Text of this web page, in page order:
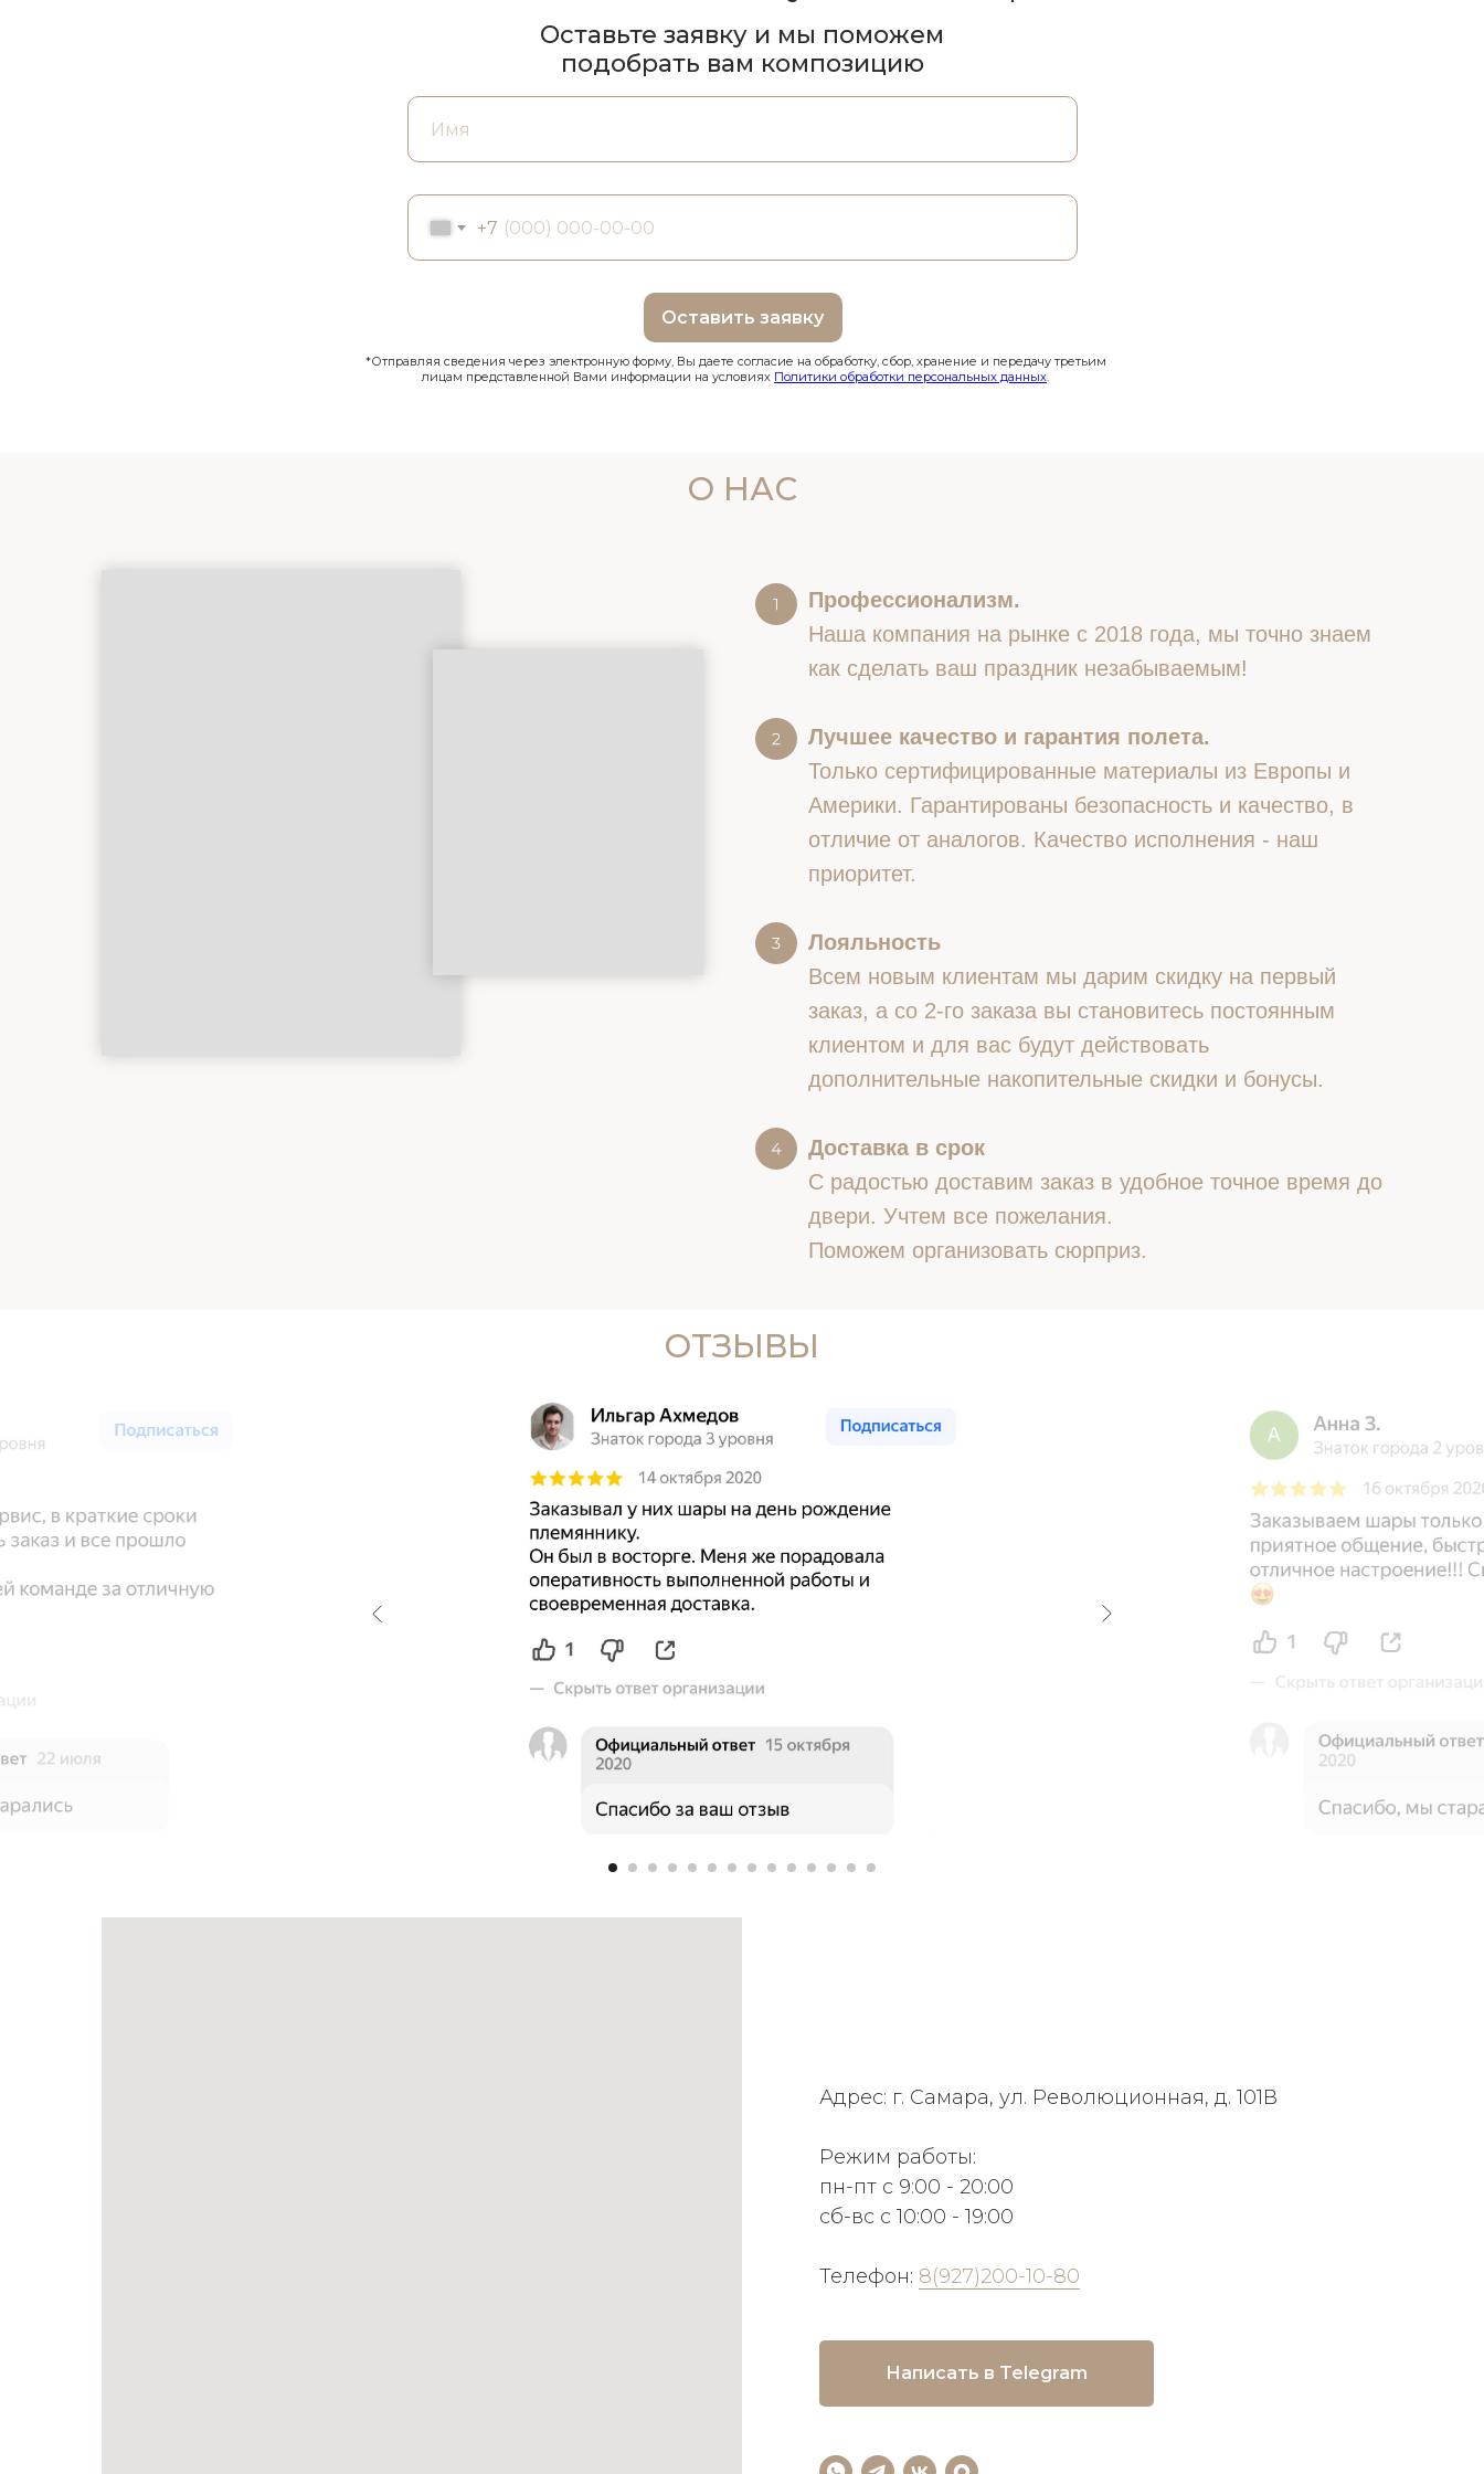
+7
Оставить заявку
Оставьте заявку и мы поможем
подобрать вам композицию
*Отправляя сведения через электронную форму, Вы даете согласие на обработку, сбор, хранение и передачу третьим
лицам представленной Вами информации на условиях Политики обработки персональных данных.
О НАС
Профессионализм.
Наша компания на рынке с 2018 года, мы точно знаем
как сделать ваш праздник незабываемым!
Лучшее качество и гарантия полета.
Только сертифицированные материалы из Европы и
Америки. Гарантированы безопасность и качество, в
отличие от аналогов. Качество исполнения - наш
приоритет.
Лояльность
Всем новым клиентам мы дарим скидку на первый
заказ, а со 2-го заказа вы становитесь постоянным
клиентом и для вас будут действовать
дополнительные накопительные скидки и бонусы.
Доставка в срок
С радостью доставим заказ в удобное точное время до
двери. Учтем все пожелания.
Поможем организовать сюрприз.
ОТЗЫВЫ
Адрес: г. Самара, ул. Революционная, д. 101В
Режим работы:
пн-пт с 9:00 - 20:00
сб-вс с 10:00 - 19:00
Телефон: 8(927)200-10-80
Написать в Telegram